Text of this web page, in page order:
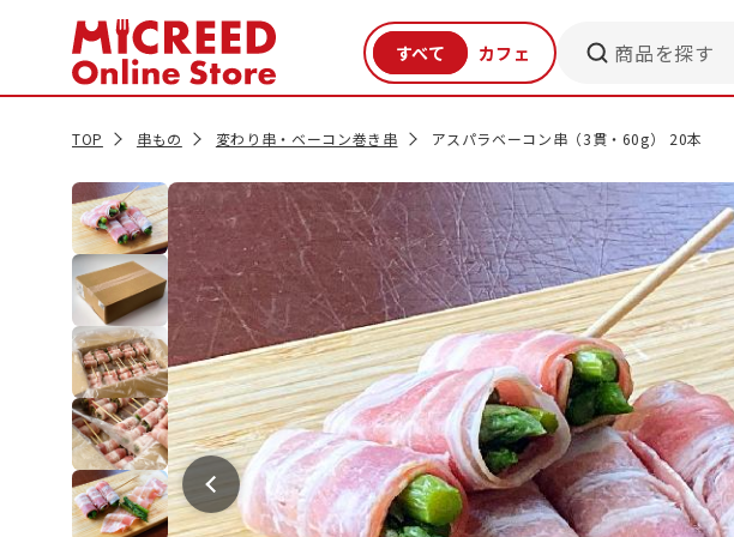
商品を探す
TOP 串もの 変わり串・ベーコン巻き串 アスパラベーコン串（3貫・60g） 20本